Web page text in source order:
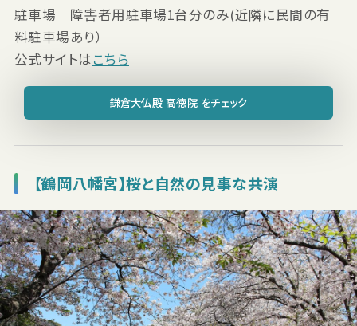
駐車場 障害者用駐車場1台分のみ(近隣に民間の有
料駐車場あり）
公式サイトはこちら
鎌倉大仏殿 高徳院 をチェック
【鶴岡八幡宮】桜と自然の見事な共演